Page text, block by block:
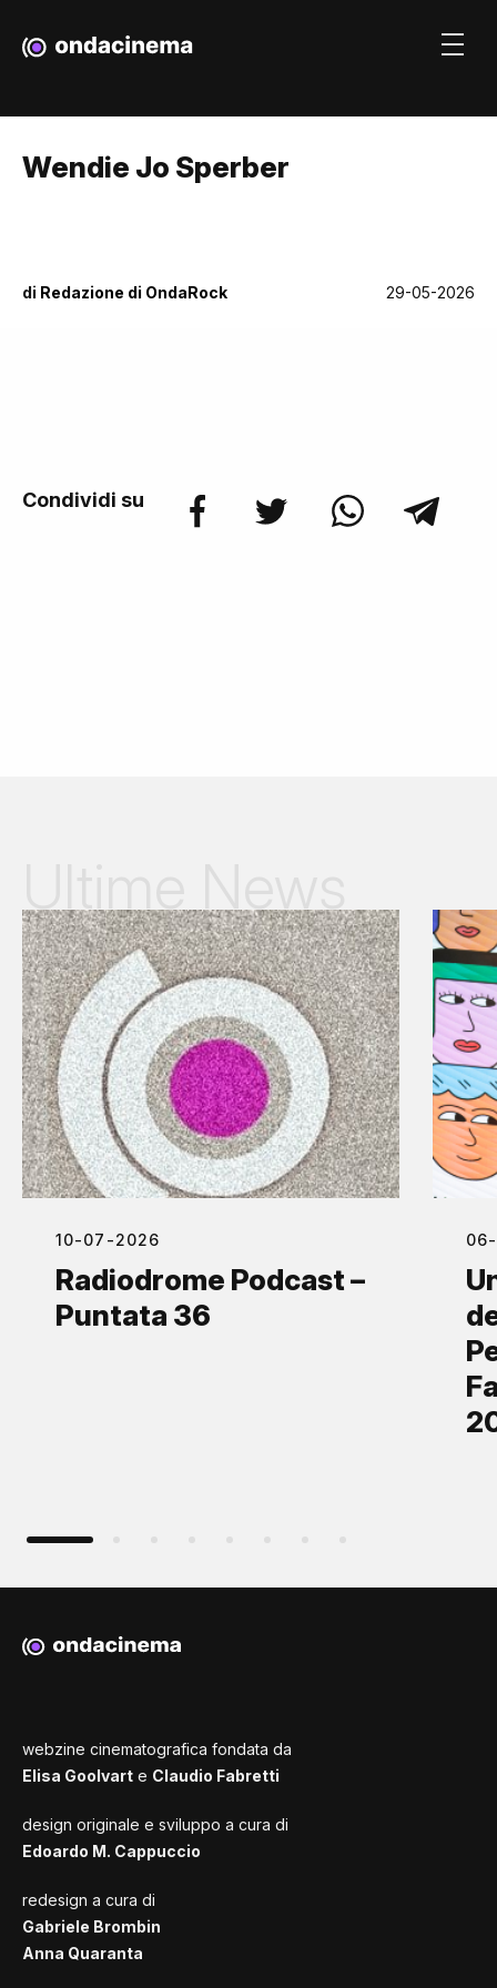
Wendie Jo Sperber
di Redazione di OndaRock 29-05-2026
Condividi su
10-07-2026
Radiodrome Podcast –
Puntata 36
webzine cinematografica fondata da
Elisa Goolvart e Claudio Fabretti
design originale e sviluppo a cura di
Edoardo M. Cappuccio
redesign a cura di
Gabriele Brombin
Anna Quaranta